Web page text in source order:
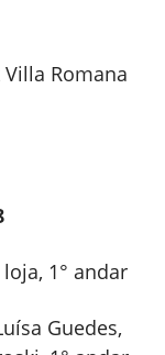
Villa Romana
1° andar
Guedes,